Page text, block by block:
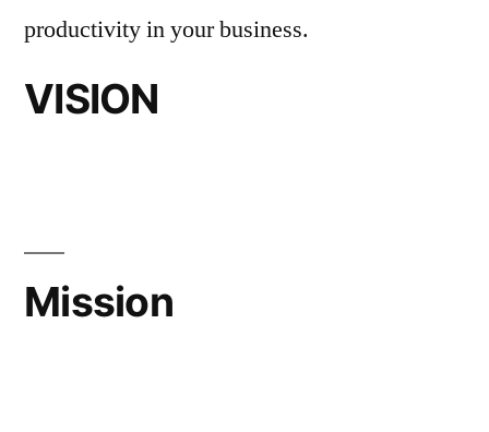
productivity in your business.
VISION
Mission